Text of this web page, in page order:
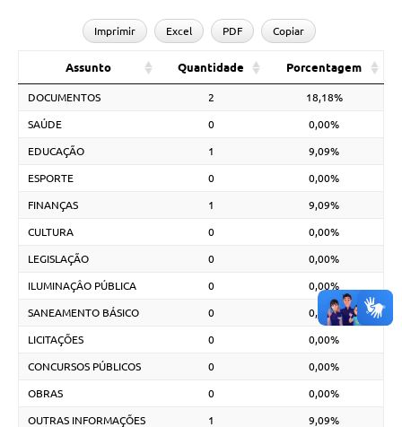
Imprimir Excel PDF Copiar
Assunto Quantidade Porcentagem
DOCUMENTOS 2 18,18%
SAÚDE 0 0,00%
EDUCAÇÃO 1 9,09%
ESPORTE 0 0,00%
FINANÇAS 1 9,09%
CULTURA 0 0,00%
LEGISLAÇÃO 0 0,00%
ILUMINAÇÂO PÚBLICA 0 0,00%
SANEAMENTO BÁSICO 0 0,00%
LICITAÇÕES 0 0,00%
CONCURSOS PÚBLICOS 0 0,00%
OBRAS 0 0,00%
OUTRAS INFORMAÇÕES 1 9,09%